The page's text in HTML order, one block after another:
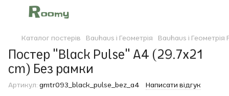
Каталог постерів Bauhaus і Геометрія Bauhaus і Геометрія
Постер "Black Pulse" A4 (29.7x21
cm) Без рамки
Артикул: gmtr093_black_pulse_bez_a4 Написати відгук